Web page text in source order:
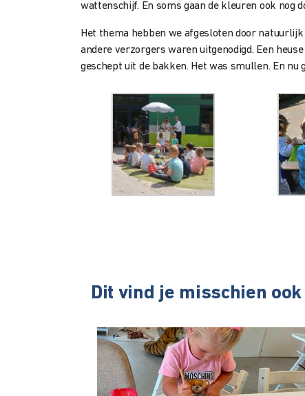
wattenschijf. En soms gaan de kleuren ook nog
Het thema hebben we afgesloten door natuurlijk
andere verzorgers waren uitgenodigd. Een
geschept uit de bakken. Het was smullen. En
Dit vind je misschien